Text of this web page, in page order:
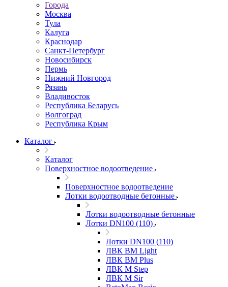
Города
Москва
Тула
Калуга
Краснодар
Санкт-Петербург
Новосибирск
Пермь
Нижний Новгород
Рязань
Владивосток
Республика Беларусь
Волгоград
Республика Крым
Каталог
Каталог
Поверхностное водоотведение
Поверхностное водоотведение
Лотки водоотводные бетонные
Лотки водоотводные бетонные
Лотки DN100 (110)
Лотки DN100 (110)
ЛВК ВМ Light
ЛВК ВМ Plus
ЛВК М Step
ЛВК М Sir